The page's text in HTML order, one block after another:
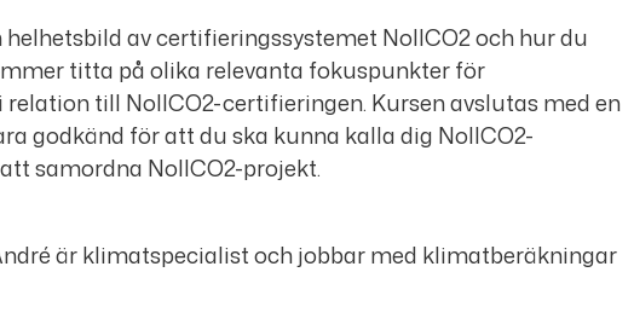
av certifieringssystemet NollCO2 och hur du
titta på olika relevanta fokuspunkter för
till NollCO2-certifieringen. Kursen avslutas med en
godkänd för att du ska kunna kalla dig NollCO2-
samordna NollCO2-projekt.
är klimatspecialist och jobbar med klimatberäkningar